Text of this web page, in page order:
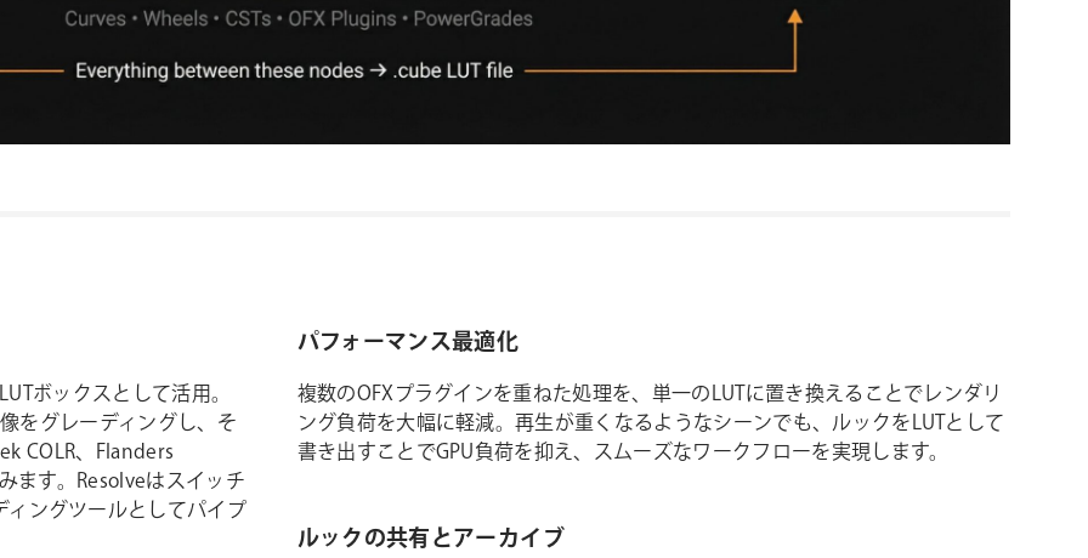
ボックスとして活用。
をグレーディングし、そ
COLR、Flanders
ます。Resolveはスイッチ
ングツールとしてパイプ
パフォーマンス最適化
複数のOFXプラグインを重ねた処理を、単一のLUTに置き換えることでレンダリ
ング負荷を大幅に軽減。再生が重くなるようなシーンでも、ルックをLUTとして
書き出すことでGPU負荷を抑え、スムーズなワークフローを実現します。
ルックの共有とアーカイブ